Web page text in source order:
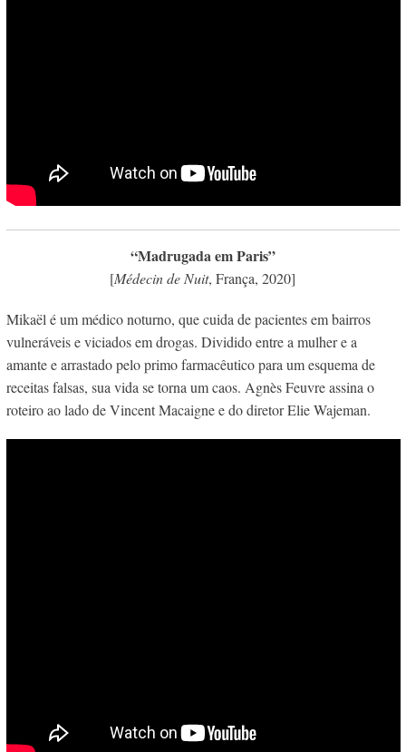
“Madrugada em Paris”
[Médecin de Nuit, França, 2020]
Mikaël é um médico noturno, que cuida de pacientes em bairros
vulneráveis e viciados em drogas. Dividido entre a mulher e a
amante e arrastado pelo primo farmacêutico para um esquema de
receitas falsas, sua vida se torna um caos. Agnès Feuvre assina o
roteiro ao lado de Vincent Macaigne e do diretor Elie Wajeman.